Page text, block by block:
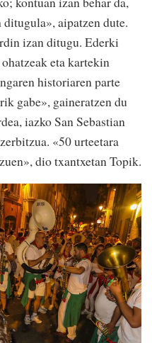
aipatzen dute.
izan ditugu. Ederki
eta kartekin
historiaren parte
gabe», gaineratzen du
iazko San Sebastian
«50 urteetara
dio txantxetan Topik.